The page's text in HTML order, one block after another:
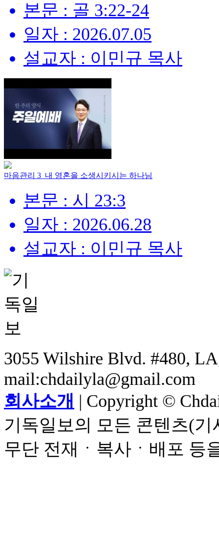
본문 : 골 3:22-24
일자 : 2026.07.05
설교자 : 이민규 목사
마음관리 3_내 영혼을 소생시키시는 하나님
본문 : 시 23:3
일자 : 2026.06.28
설교자 : 이민규 목사
3055 Wilshire Blvd. #480,
mail:chdailyla@gmail.com
회사소개 | Copyright ©
기독일보의 모든 콘텐츠(
무단 전재ㆍ복사ㆍ배포 등